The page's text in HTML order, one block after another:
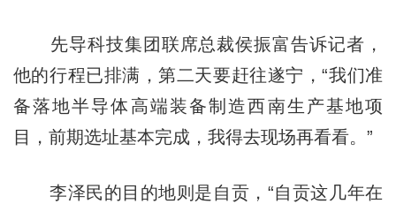
先导科技集团联席总裁侯振富告诉记者，
他的行程已排满，第二天要赶往遂宁，“我们准
备落地半导体高端装备制造西南生产基地项
目，前期选址基本完成，我得去现场再看看。”
李泽民的目的地则是自贡，“自贡这几年在